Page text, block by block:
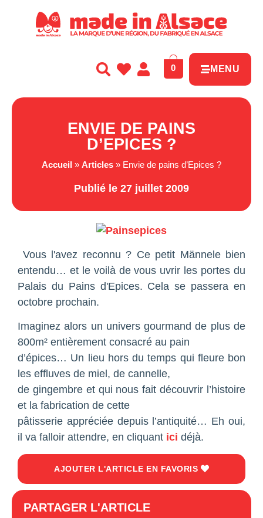
0 MENU
ENVIE DE PAINS
D’EPICES ?
Accueil » Articles » Envie de pains d’Epices ?
Publié le 27 juillet 2009
Vous l'avez reconnu ? Ce petit Männele bien
entendu… et le voilà de vous uvrir les portes du
Palais du Pains d'Epices. Cela se passera en
octobre prochain.
Imaginez alors un univers gourmand de plus de
800m² entièrement consacré au pain
d’épices… Un lieu hors du temps qui fleure bon
les effluves de miel, de cannelle,
de gingembre et qui nous fait découvrir l’histoire
et la fabrication de cette
pâtisserie appréciée depuis l’antiquité… Eh oui,
il va falloir attendre, en cliquant ici déjà.
AJOUTER L'ARTICLE EN FAVORIS
PARTAGER L'ARTICLE